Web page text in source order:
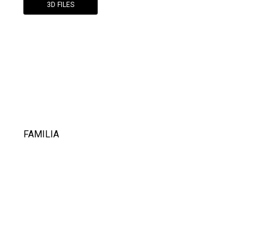
3D FILES
FAMILIA